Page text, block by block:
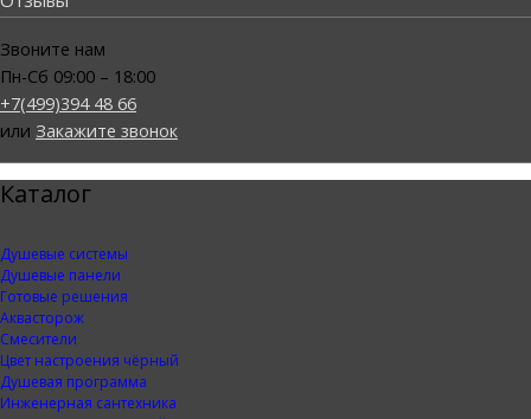
Звоните нам
Пн-Сб 09:00 – 18:00
+7(499)394 48 66
или Закажите звонок
Каталог
Душевые системы
Душевые панели
Готовые решения
Аквасторож
Смесители
Цвет настроения чёрный
Душевая программа
Инженерная сантехника